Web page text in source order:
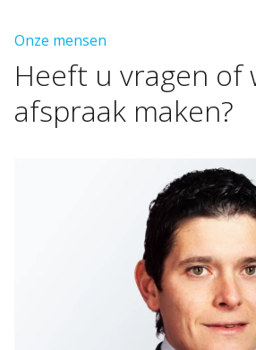
Onze mensen
Heeft u vragen of
afspraak maken?